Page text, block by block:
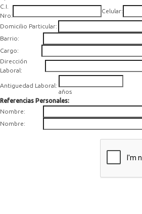
C.I.
Nro:
Celular:
Domicilio Particular:
Barrio:
Cargo:
Dirección
Laboral:
Antiguedad Laboral:
años
Referencias Personales:
Nombre:
Nombre: